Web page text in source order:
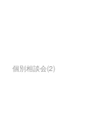
個別相談会(2)